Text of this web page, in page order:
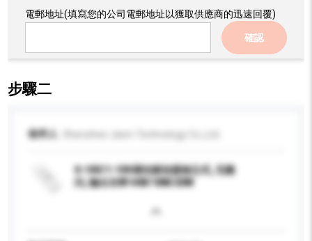
電郵地址(填寫您的公司電郵地址以獲取供應商的迅速回覆)
確認
步驟二
收件人
0-10V/1-10V调光驱动器独立式, 无频
闪, 输出功率14W/18W/20W